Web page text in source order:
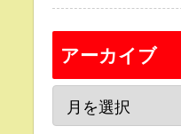
アーカイブ